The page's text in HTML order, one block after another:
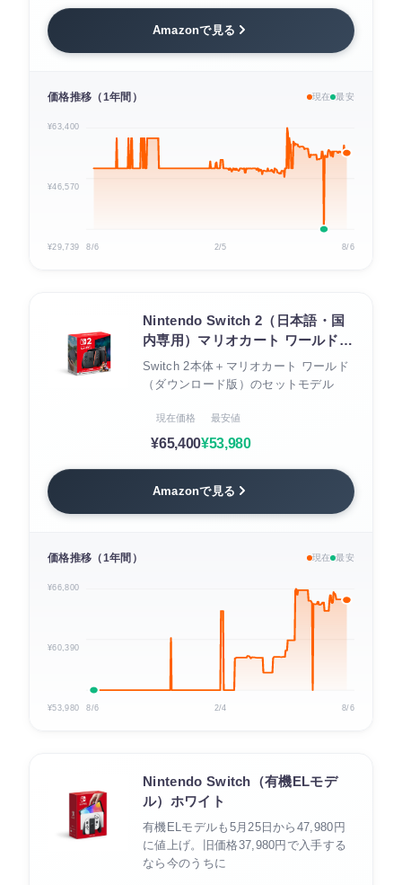
Amazonで見る
価格推移（1年間） 現在 最安
¥63,400
¥46,570
¥29,739 8/6 2/5 8/6
Nintendo Switch 2（日本語・国
内専用）マリオカート ワールド
セット
Switch 2本体＋マリオカート ワールド
（ダウンロード版）のセットモデル
現在価格
¥65,400
最安値
¥53,980
Amazonで見る
価格推移（1年間） 現在 最安
¥66,800
¥60,390
¥53,980 8/6 2/4 8/6
Nintendo Switch（有機ELモデ
ル）ホワイト
有機ELモデルも5月25日から47,980円
に値上げ。旧価格37,980円で入手する
なら今のうちに